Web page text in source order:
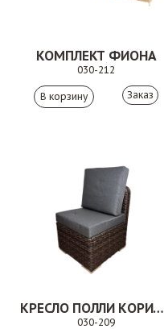
КОМПЛЕКТ ФИОНА
030-212
Заказ
КРЕСЛО ПОЛЛИ КОРИЧНЕВОЕ
030-209